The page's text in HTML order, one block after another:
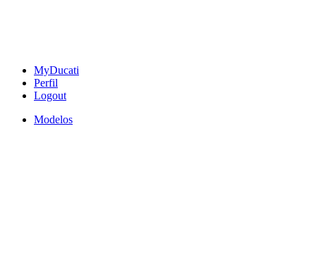
MyDucati
Perfil
Logout
Modelos